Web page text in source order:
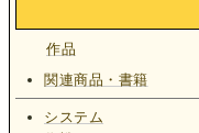
作品
関連商品・書籍
システム